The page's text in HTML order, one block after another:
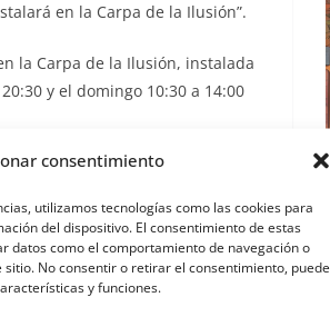
consentimiento
utilizamos tecnologías como las cookies para
del dispositivo. El consentimiento de estas
datos como el comportamiento de navegación o
No consentir o retirar el consentimiento, puede
y funciones.
en la Carpa de la Ilusión”.
la Carpa de la Ilusión, instalada
y el domingo 10:30 a 14:00
son: Floristería ‘El Puerto’, Crafts
Copistería Sola, AJ
y Adica”.
un programa de actividades
cargo del alumnado del CEIP